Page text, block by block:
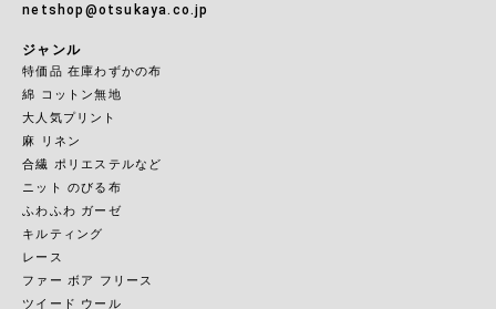
netshop@otsukaya.co.jp
ジャンル
特価品 在庫わずかの布
綿 コットン無地
大人気プリント
麻 リネン
合繊 ポリエステルなど
ニット のびる布
ふわふわ ガーゼ
キルティング
レース
ファー ボア フリース
ツイード ウール